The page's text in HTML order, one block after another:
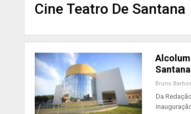
Cine Teatro De Santana
Santana
Bruno
Da